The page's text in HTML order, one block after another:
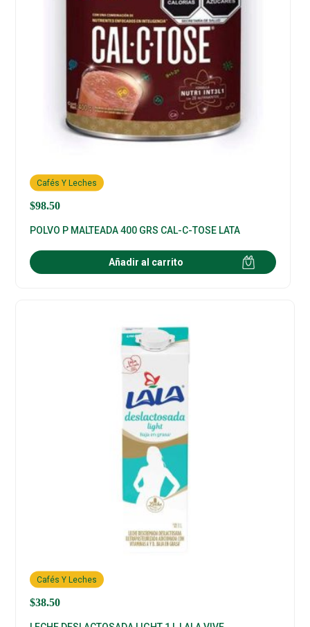
$98.50
Cafés Y Leches
POLVO P MALTEADA 400 GRS CAL-C-TOSE LATA
Añadir al carrito
$38.50
Cafés Y Leches